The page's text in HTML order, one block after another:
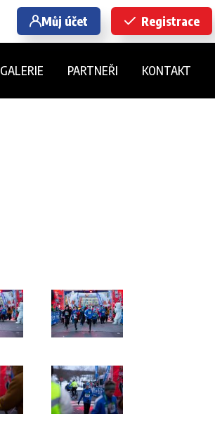
Můj účet Registrace
GALERIE PARTNEŘI KONTAKT